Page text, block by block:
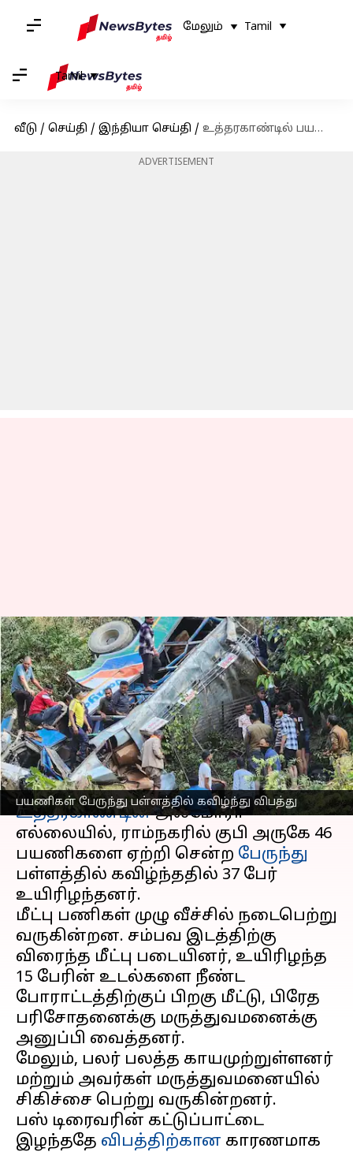
மேலும் Tamil
Tamil
வீடு / செய்தி / இந்தியா செய்தி / உத்தரகாண்டில் பயணிகள் பேருந்து பள்ளத்தில் கவிழ்ந்து விபத்து; 37 பேர் பலி
ADVERTISEMENT
பயணிகள் பேருந்து பள்ளத்தில் கவிழ்ந்து விபத்து
உத்தரகாண்டில்
பயணிகள் பேருந்து
பள்ளத்தில் கவிழ்ந்து
விபத்து; 37 பேர் பலி
எழுதியவர் Venkatalakshmi V Nov 04, 2024 12:08 pm
செய்தி முன்னோட்டம்
உத்தரகாண்டின்அல்மோரா
எல்லையில், ராம்நகரில் குபி அருகே 46
பயணிகளை ஏற்றி சென்ற பேருந்து
பள்ளத்தில் கவிழ்ந்ததில் 37 பேர்
உயிரிழந்தனர்.
மீட்பு பணிகள் முழு வீச்சில் நடைபெற்று
வருகின்றன. சம்பவ இடத்திற்கு
விரைந்த மீட்பு படையினர், உயிரிழந்த
15 பேரின் உடல்களை நீண்ட
போராட்டத்திற்குப் பிறகு மீட்டு, பிரேத
பரிசோதனைக்கு மருத்துவமனைக்கு
அனுப்பி வைத்தனர்.
மேலும், பலர் பலத்த காயமுற்றுள்ளனர்
மற்றும் அவர்கள் மருத்துவமனையில்
சிகிச்சை பெற்று வருகின்றனர்.
பஸ் டிரைவரின் கட்டுப்பாட்டை
இழந்ததே விபத்திற்கான காரணமாக